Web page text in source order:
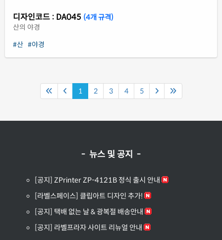
디자인코드 : DA045 (4개 규격)
산의 야경
#산 #야경
1 2 3 4 5
- 뉴스 및 공지 -
[공지] ZPrinter ZP-4121B 정식 출시 안내
[라벨스페이스] 클립아트 디자인 추가!
[공지] 택배 없는 날 & 광복절 배송안내
[공지] 라벨프라자 사이트 리뉴얼 안내